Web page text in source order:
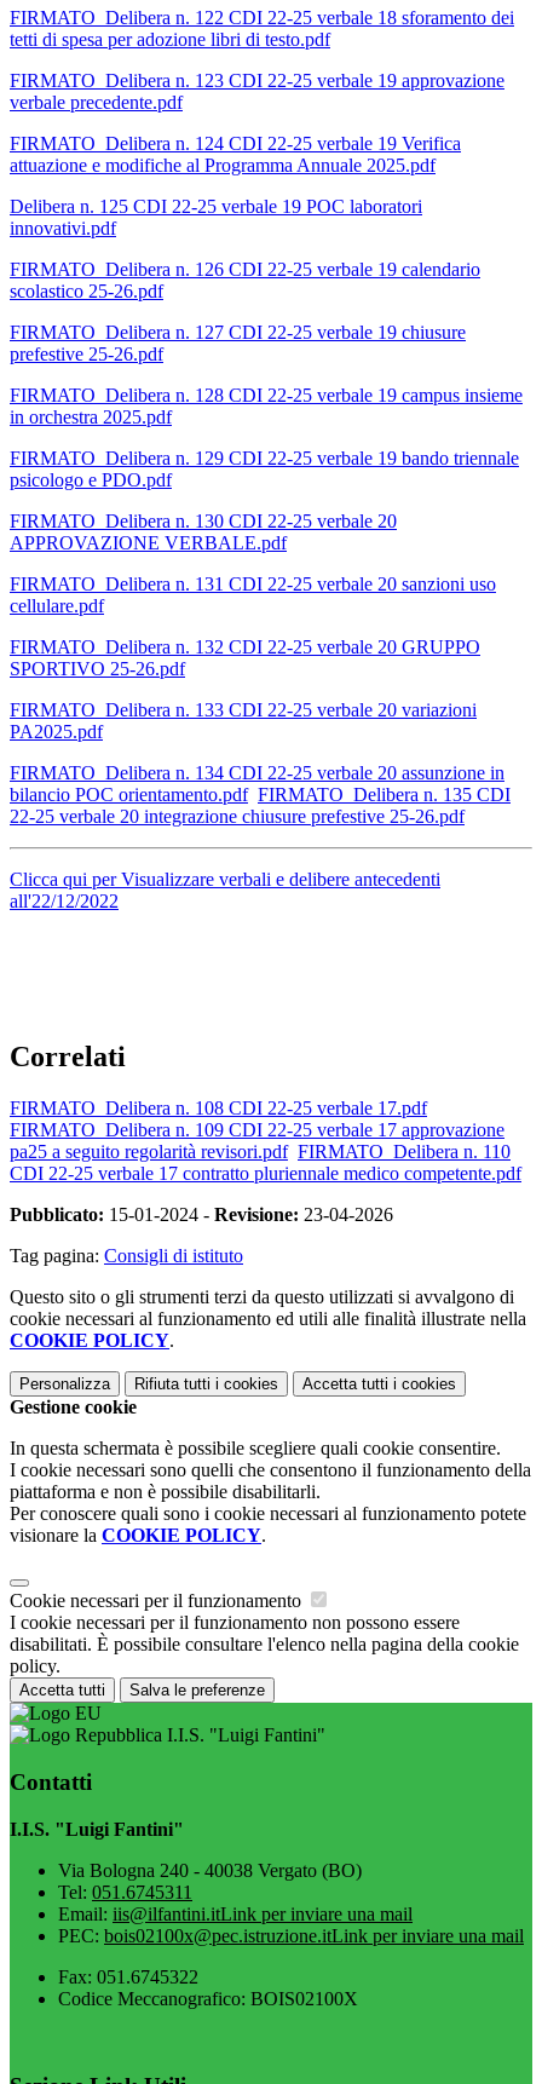
FIRMATO_Delibera n. 122 CDI 22-25 verbale 18 sforamento dei
tetti di spesa per adozione libri di testo.pdf
FIRMATO_Delibera n. 123 CDI 22-25 verbale 19 approvazione
verbale precedente.pdf
FIRMATO_Delibera n. 124 CDI 22-25 verbale 19 Verifica
attuazione e modifiche al Programma Annuale 2025.pdf
Delibera n. 125 CDI 22-25 verbale 19 POC laboratori
innovativi.pdf
FIRMATO_Delibera n. 126 CDI 22-25 verbale 19 calendario
scolastico 25-26.pdf
FIRMATO_Delibera n. 127 CDI 22-25 verbale 19 chiusure
prefestive 25-26.pdf
FIRMATO_Delibera n. 128 CDI 22-25 verbale 19 campus insieme
in orchestra 2025.pdf
FIRMATO_Delibera n. 129 CDI 22-25 verbale 19 bando triennale
psicologo e PDO.pdf
FIRMATO_Delibera n. 130 CDI 22-25 verbale 20
APPROVAZIONE VERBALE.pdf
FIRMATO_Delibera n. 131 CDI 22-25 verbale 20 sanzioni uso
cellulare.pdf
FIRMATO_Delibera n. 132 CDI 22-25 verbale 20 GRUPPO
SPORTIVO 25-26.pdf
FIRMATO_Delibera n. 133 CDI 22-25 verbale 20 variazioni
PA2025.pdf
FIRMATO_Delibera n. 134 CDI 22-25 verbale 20 assunzione in
bilancio POC orientamento.pdf FIRMATO_Delibera n. 135 CDI
22-25 verbale 20 integrazione chiusure prefestive 25-26.pdf
Clicca qui per Visualizzare verbali e delibere antecedenti
all'22/12/2022
Correlati
FIRMATO_Delibera n. 108 CDI 22-25 verbale 17.pdf
FIRMATO_Delibera n. 109 CDI 22-25 verbale 17 approvazione
pa25 a seguito regolarità revisori.pdf FIRMATO_Delibera n. 110
CDI 22-25 verbale 17 contratto pluriennale medico competente.pdf
Pubblicato: 15-01-2024 - Revisione: 23-04-2026
Tag pagina: Consigli di istituto
Questo sito o gli strumenti terzi da questo utilizzati si avvalgono di
cookie necessari al funzionamento ed utili alle finalità illustrate nella
COOKIE POLICY.
Personalizza Rifiuta tutti i cookies Accetta tutti i cookies
Gestione cookie
In questa schermata è possibile scegliere quali cookie consentire.
I cookie necessari sono quelli che consentono il funzionamento della
piattaforma e non è possibile disabilitarli.
Per conoscere quali sono i cookie necessari al funzionamento potete
visionare la COOKIE POLICY.
Cookie necessari per il funzionamento
I cookie necessari per il funzionamento non possono essere
disabilitati. È possibile consultare l'elenco nella pagina della cookie
policy.
Accetta tutti Salva le preferenze
I.I.S. "Luigi Fantini"
Contatti
I.I.S. "Luigi Fantini"
Via Bologna 240 - 40038 Vergato (BO)
Tel: 051.6745311
Email: iis@ilfantini.itLink per inviare una mail
PEC: bois02100x@pec.istruzione.itLink per inviare una mail
Fax: 051.6745322
Codice Meccanografico: BOIS02100X